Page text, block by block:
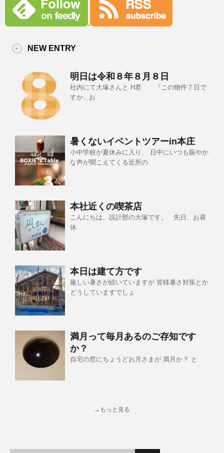
NEW ENTRY
明日は令和８年８月８日
社内にて大塚さんと H君 『この物件７日で
すか...お
暑くないイベントツアーin本庄
小中学校が夏休みに入り、 日中にいつも賑やか
な声が聞こえてくる近所の
本社近くの喫茶店
こんにちは、設計部の大塚です。 先日、お昼
休
本日は建て方です
厳しい暑さが続いていますが 皆様暑さ対策とか
どうしていますでしょ
満月って毎月あるのご存知です
か？
自宅の窓にちょうどお月さまが 満月か？ と
→もっと見る